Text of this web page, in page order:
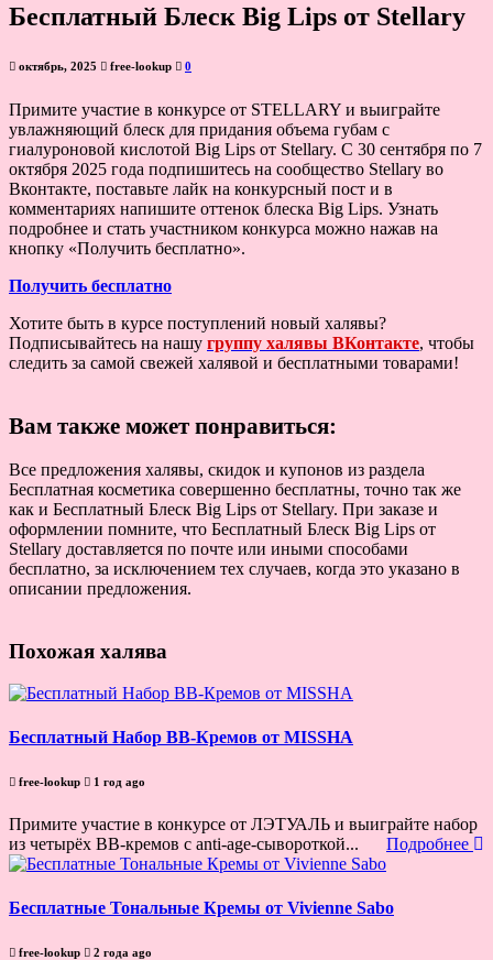
Бесплатный Блеск Big Lips от Stellary
октябрь, 2025 free-lookup 0
Примите участие в конкурсе от STELLARY и выиграйте
увлажняющий блеск для придания объема губам с
гиалуроновой кислотой Big Lips от Stellary. С 30 сентября по 7
октября 2025 года подпишитесь на сообщество Stellary во
Вконтакте, поставьте лайк на конкурсный пост и в
комментариях напишите оттенок блеска Big Lips. Узнать
подробнее и стать участником конкурса можно нажав на
кнопку «Получить бесплатно».
Получить бесплатно
Хотите быть в курсе поступлений новый халявы?
Подписывайтесь на нашу группу халявы ВКонтакте, чтобы
следить за самой свежей халявой и бесплатными товарами!
Вам также может понравиться:
Все предложения халявы, скидок и купонов из раздела
Бесплатная косметика совершенно бесплатны, точно так же
как и Бесплатный Блеск Big Lips от Stellary. При заказе и
оформлении помните, что Бесплатный Блеск Big Lips от
Stellary доставляется по почте или иными способами
бесплатно, за исключением тех случаев, когда это указано в
описании предложения.
Похожая халява
Бесплатный Набор BB-Кремов от MISSHA
free-lookup 1 год ago
Примите участие в конкурсе от ЛЭТУАЛЬ и выиграйте набор
из четырёх ВВ-кремов с anti-age-сывороткой...
Подробнее
Бесплатные Тональные Кремы от Vivienne Sabo
free-lookup 2 года ago